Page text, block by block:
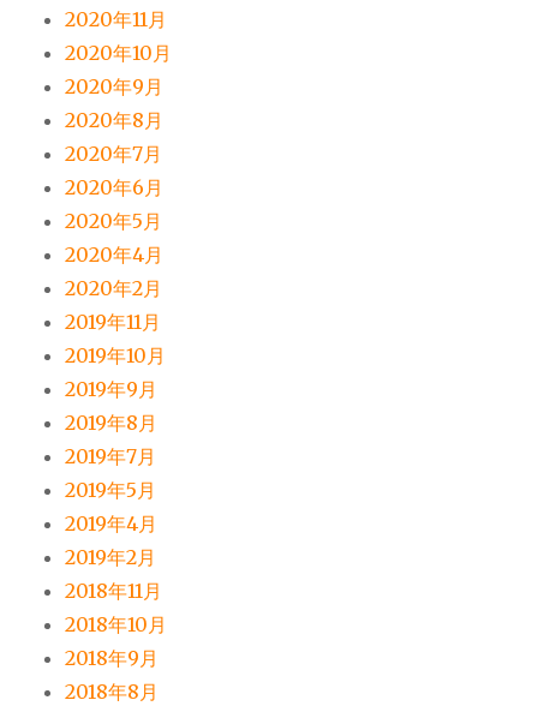
2020年11月
2020年10月
2020年9月
2020年8月
2020年7月
2020年6月
2020年5月
2020年4月
2020年2月
2019年11月
2019年10月
2019年9月
2019年8月
2019年7月
2019年5月
2019年4月
2019年2月
2018年11月
2018年10月
2018年9月
2018年8月